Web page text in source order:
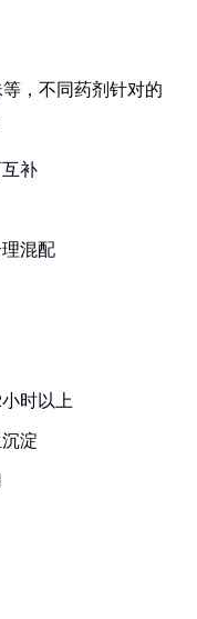
，不同药剂针对的
补
混配
时以上
淀